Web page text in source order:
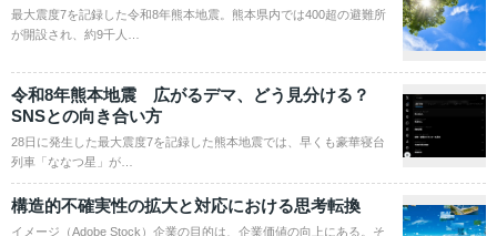
最大震度7を記録した令和8年熊本地震。熊本県内では400超の避難所
が開設され、約9千人…
令和8年熊本地震 広がるデマ、どう見分ける？
SNSとの向き合い方
28日に発生した最大震度7を記録した熊本地震では、早くも豪華寝台
列車「ななつ星」が…
構造的不確実性の拡大と対応における思考転換
イメージ（Adobe Stock）企業の目的は、企業価値の向上にある。そ